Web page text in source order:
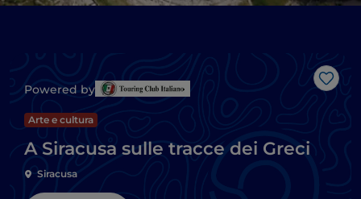
Like
Powered by
Arte e cultura
A Siracusa sulle tracce dei Greci
Siracusa